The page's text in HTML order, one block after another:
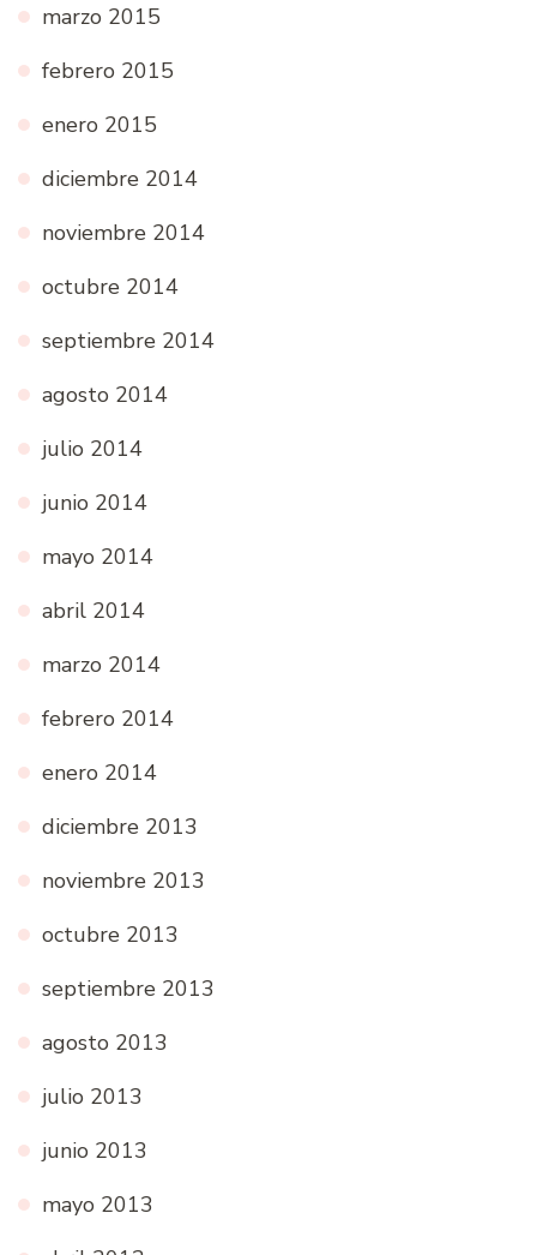
marzo 2015
febrero 2015
enero 2015
diciembre 2014
noviembre 2014
octubre 2014
septiembre 2014
agosto 2014
julio 2014
junio 2014
mayo 2014
abril 2014
marzo 2014
febrero 2014
enero 2014
diciembre 2013
noviembre 2013
octubre 2013
septiembre 2013
agosto 2013
julio 2013
junio 2013
mayo 2013